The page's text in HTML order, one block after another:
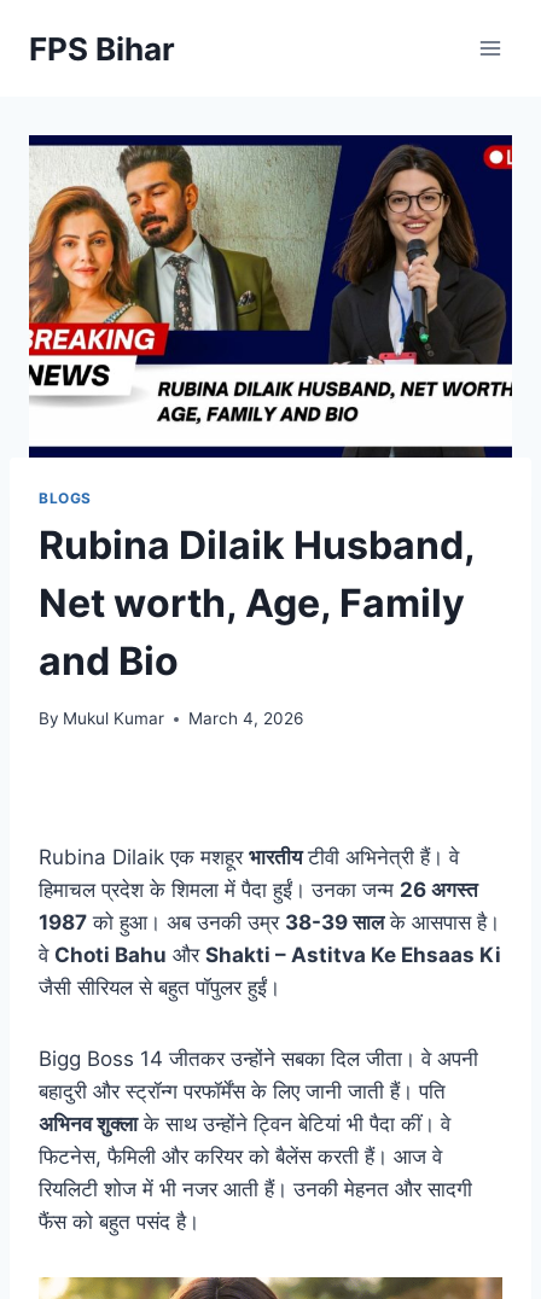
FPS Bihar
BLOGS
Rubina Dilaik Husband,
Net worth, Age, Family
and Bio
By Mukul Kumar March 4, 2026
Rubina Dilaik एक मशहूर भारतीयटीवी अभिनेत्री हैं। वे
हिमाचल प्रदेश के शिमला में पैदा हुईं। उनका जन्म 26 अगस्त
1987 को हुआ। अब उनकी उम्र 38-39 सालके आसपास है।
वे Choti Bahu और Shakti – Astitva Ke Ehsaas Ki
जैसी सीरियल से बहुत पॉपुलर हुईं।
Bigg Boss 14 जीतकर उन्होंने सबका दिल जीता। वे अपनी
बहादुरी और स्ट्रॉन्ग परफॉर्मेंस के लिए जानी जाती हैं। पति
अभिनव शुक्लाके साथ उन्होंने ट्विन बेटियां भी पैदा कीं। वे
फिटनेस, फैमिली और करियर को बैलेंस करती हैं। आज वे
रियलिटी शोज में भी नजर आती हैं। उनकी मेहनत और सादगी
फैंस को बहुत पसंद है।